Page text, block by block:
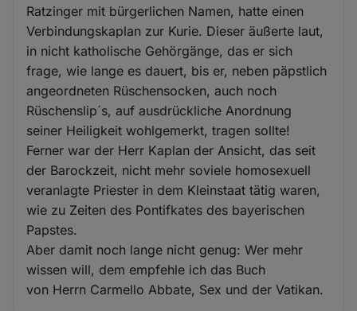
Ratzinger mit bürgerlichen Namen, hatte einen
Verbindungskaplan zur Kurie. Dieser äußerte laut,
in nicht katholische Gehörgänge, das er sich
frage, wie lange es dauert, bis er, neben päpstlich
angeordneten Rüschensocken, auch noch
Rüschenslip´s, auf ausdrückliche Anordnung
seiner Heiligkeit wohlgemerkt, tragen sollte!
Ferner war der Herr Kaplan der Ansicht, das seit
der Barockzeit, nicht mehr soviele homosexuell
veranlagte Priester in dem Kleinstaat tätig waren,
wie zu Zeiten des Pontifkates des bayerischen
Papstes.
Aber damit noch lange nicht genug: Wer mehr
wissen will, dem empfehle ich das Buch
von Herrn Carmello Abbate, Sex und der Vatikan.